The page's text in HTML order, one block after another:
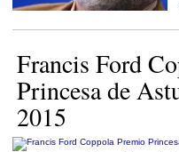
Francis Ford
Princesa de
2015